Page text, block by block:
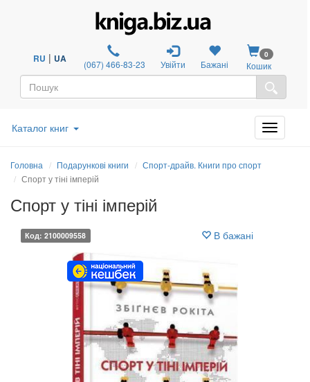
RU | UA (067) 466-83-23 Увійти Бажані
0
Кошик
Каталог книг
Головна Подарункові книги
Спорт-драйв. Книги про спорт
Спорт у тіні імперій
Спорт у тіні імперій
Код: 2100009558 В бажані